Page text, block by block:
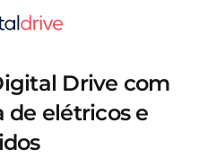
Drive com
de elétricos e